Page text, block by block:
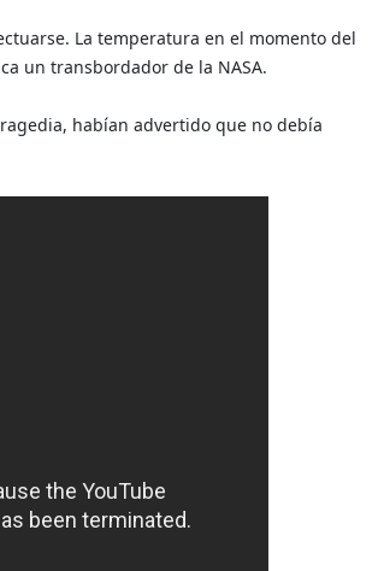
La temperatura en el momento del
un transbordador de la NASA.
habían advertido que no debía